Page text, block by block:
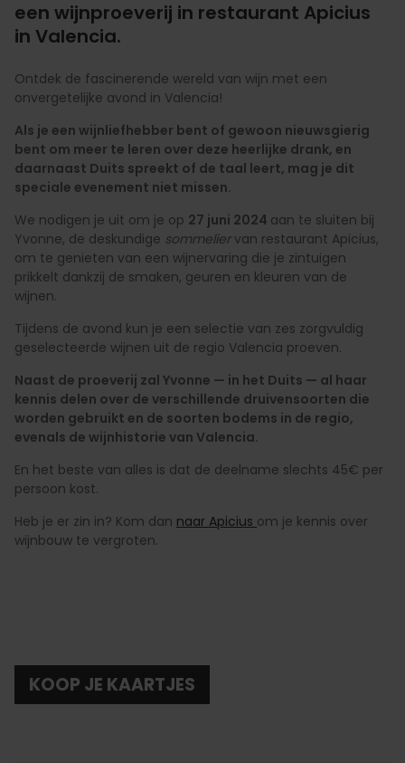
een wijnproeverij in restaurant Apicius
in Valencia.
Ontdek de fascinerende wereld van wijn met een
onvergetelijke avond in Valencia!
Als je een wijnliefhebber bent of gewoon nieuwsgierig
bent om meer te leren over deze heerlijke drank, en
daarnaast Duits spreekt of de taal leert, mag je dit
speciale evenement niet missen.
We nodigen je uit om je op 27 juni 2024 aan te sluiten bij
Yvonne, de deskundige sommelier van restaurant Apicius,
om te genieten van een wijnervaring die je zintuigen
prikkelt dankzij de smaken, geuren en kleuren van de
wijnen.
Tijdens de avond kun je een selectie van zes zorgvuldig
geselecteerde wijnen uit de regio Valencia proeven.
Naast de proeverij zal Yvonne — in het Duits — al haar
kennis delen over de verschillende druivensoorten die
worden gebruikt en de soorten bodems in de regio,
evenals de wijnhistorie van Valencia.
En het beste van alles is dat de deelname slechts 45€ per
persoon kost.
Heb je er zin in? Kom dan naar Apicius om je kennis over
wijnbouw te vergroten.
KOOP JE KAARTJES